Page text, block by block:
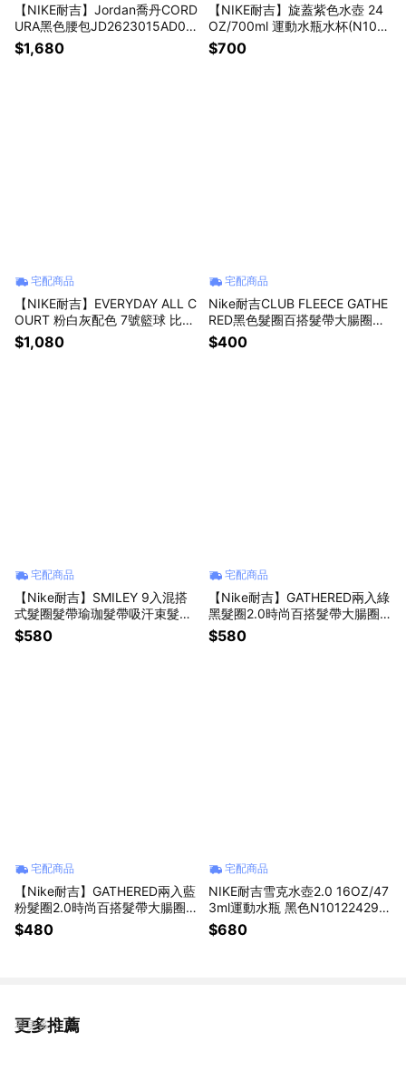
【NIKE耐吉】Jordan喬丹CORD
URA黑色腰包JD2623015AD00
2/IW1538010軍用等級防刮耐磨
抗撕裂百搭時尚側背包可調式背
$1,680
【NIKE耐吉】旋蓋紫色水壺 24
OZ/700ml 運動水瓶水杯(N100
062265024) 冷水壺 隨行杯 高
蛋白乳清奶昔代餐搖搖杯 男友禮
$700
宅配商品
【NIKE耐吉】EVERYDAY ALL C
OURT 粉白灰配色 7號籃球 比賽
用球 超耐磨材質室外室內戶外場
室內場專用 成人標準七號球 交
$1,080
宅配商品
Nike耐吉CLUB FLEECE GATHE
RED黑色髮圈百搭髮帶大腸圈髮
飾(N1009099091OS)跳舞街舞
饒舌說唱滑板嘻哈單品適用 小女
$400
宅配商品
【Nike耐吉】SMILEY 9入混搭
式髮圈髮帶瑜珈髮帶吸汗束髮帶
彈力髮圈N0003537032OS跳
舞街舞饒舌說唱滑板嘻哈單品適
$580
宅配商品
【Nike耐吉】GATHERED兩入綠
黑髮圈2.0時尚百搭髮帶大腸圈
髮飾(N1002455053OS)跳舞街
舞饒舌說唱滑板嘻哈單品適用 小
$580
宅配商品
【Nike耐吉】GATHERED兩入藍
粉髮圈2.0時尚百搭髮帶大腸圈
髮飾(N1002455608OS)跳舞街
舞饒舌說唱滑板嘻哈單品適用 小
$480
宅配商品
NIKE耐吉雪克水壺2.0 16OZ/47
3ml運動水瓶 黑色N101224298
816/IB0366988冷涼水杯高蛋
白乳清奶昔代餐搖搖杯聚丙烯環
$680
更多推薦
看更多